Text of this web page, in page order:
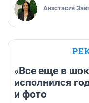
Анастасия
«Все еще в
исполнился
и фото